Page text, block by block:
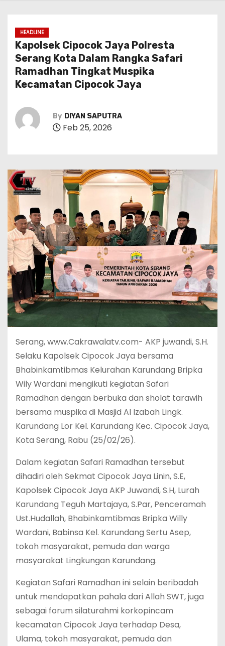
HEADLINE
Kapolsek Cipocok Jaya Polresta
Serang Kota Dalam Rangka Safari
Ramadhan Tingkat Muspika
Kecamatan Cipocok Jaya
By DIYAN SAPUTRA
Feb 25, 2026
Serang, www.Cakrawalatv.com- AKP juwandi, S.H.
Selaku Kapolsek Cipocok Jaya bersama
Bhabinkamtibmas Kelurahan Karundang Bripka
Wily Wardani mengikuti kegiatan Safari
Ramadhan dengan berbuka dan sholat tarawih
bersama muspika di Masjid Al Izabah Lingk.
Karundang Lor Kel. Karundang Kec. Cipocok Jaya,
Kota Serang, Rabu (25/02/26).
Dalam kegiatan Safari Ramadhan tersebut
dihadiri oleh Sekmat Cipocok Jaya Linin, S.E,
Kapolsek Cipocok Jaya AKP Juwandi, S.H, Lurah
Karundang Teguh Martajaya, S.Par, Penceramah
Ust.Hudallah, Bhabinkamtibmas Bripka Willy
Wardani, Babinsa Kel. Karundang Sertu Asep,
tokoh masyarakat, pemuda dan warga
masyarakat Lingkungan Karundang.
Kegiatan Safari Ramadhan ini selain beribadah
untuk mendapatkan pahala dari Allah SWT, juga
sebagai forum silaturahmi korkopincam
kecamatan Cipocok Jaya terhadap Desa,
Ulama, tokoh masyarakat, pemuda dan